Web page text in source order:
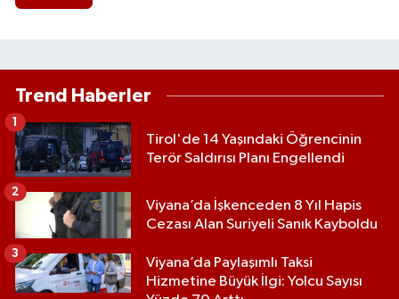
Trend Haberler
Tirol'de 14 Yaşındaki Öğrencinin
Terör Saldırısı Planı Engellendi
1
Viyana’da İşkenceden 8 Yıl Hapis
Cezası Alan Suriyeli Sanık Kayboldu
2
Viyana’da Paylaşımlı Taksi
Hizmetine Büyük İlgi: Yolcu Sayısı
3